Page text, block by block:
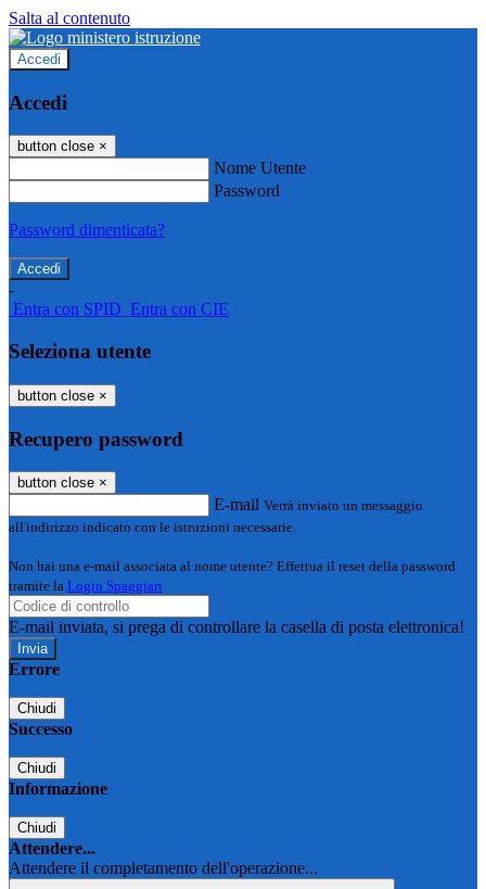
Salta al contenuto
Accedi
Accedi
button close ×
Nome Utente
Password
Password dimenticata?
-
Entra con SPID Entra con CIE
Seleziona utente
button close ×
Recupero password
button close ×
E-mail Verrà inviato un messaggio
all'indirizzo indicato con le istruzioni necessarie.
Non hai una e-mail associata al nome utente? Effettua il reset della password
tramite la Login Spaggiari
E-mail inviata, si prega di controllare la casella di posta elettronica!
Errore
Chiudi
Successo
Chiudi
Informazione
Chiudi
Attendere...
Attendere il completamento dell'operazione...